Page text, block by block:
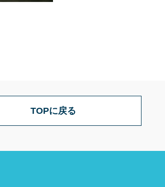
TOPに戻る